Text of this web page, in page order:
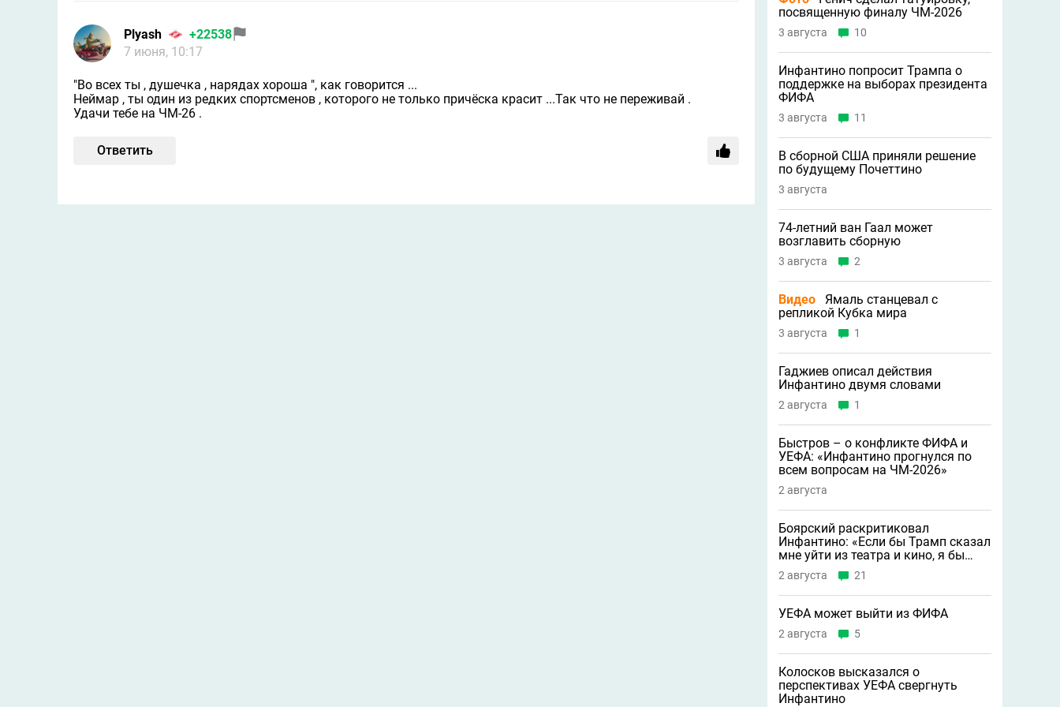
Plyash
+22538
7 июня, 10:17
"Во всех ты , душечка , нарядах хороша ", как говорится ...
Неймар , ты один из редких спортсменов , которого не только причёска красит ...Так что не переживай .
Удачи тебе на ЧМ-26 .
Ответить
посвященную финалу ЧМ-2026
3 августа 10
Инфантино попросит Трампа о
поддержке на выборах президента
ФИФА
3 августа 11
В сборной США приняли решение
по будущему Почеттино
3 августа
74-летний ван Гаал может
возглавить сборную
3 августа 2
Видео
Ямаль станцевал с
репликой Кубка мира
3 августа 1
Гаджиев описал действия
Инфантино двумя словами
2 августа 1
Быстров – о конфликте ФИФА и
УЕФА: «Инфантино прогнулся по
всем вопросам на ЧМ-2026»
2 августа
Боярский раскритиковал
Инфантино: «Если бы Трамп сказал
мне уйти из театра и кино, я бы
сделал это»
2 августа 21
УЕФА может выйти из ФИФА
2 августа 5
Колосков высказался о
перспективах УЕФА свергнуть
Инфантино